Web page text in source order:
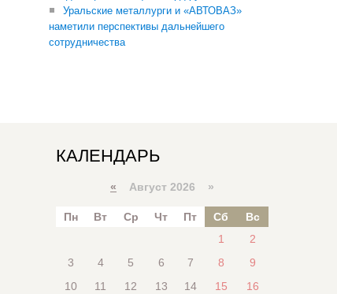
Уральские металлурги и «АВТОВАЗ»
наметили перспективы дальнейшего
сотрудничества
КАЛЕНДАРЬ
« Август 2026 »
Пн Вт Ср Чт Пт Сб
Вс
1
2
3
4 5 6 7 8
9
10
11 12 13 14 15 16